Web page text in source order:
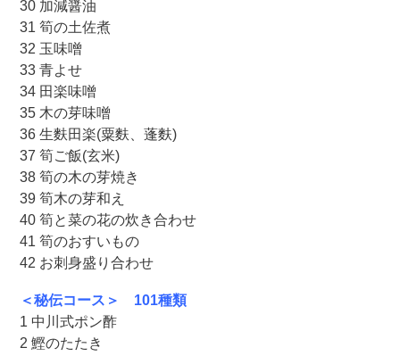
30 加減醤油
31 筍の土佐煮
32 玉味噌
33 青よせ
34 田楽味噌
35 木の芽味噌
36 生麩田楽(粟麩、蓬麩)
37 筍ご飯(玄米)
38 筍の木の芽焼き
39 筍木の芽和え
40 筍と菜の花の炊き合わせ
41 筍のおすいもの
42 お刺身盛り合わせ
＜秘伝コース＞ 101種類
1 中川式ポン酢
2 鰹のたたき